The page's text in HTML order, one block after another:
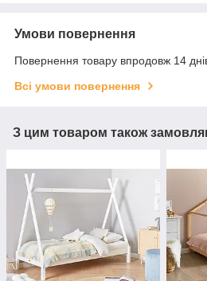
Умови повернення
Повернення товару впродовж 14
Всі умови повернення
З цим товаром також